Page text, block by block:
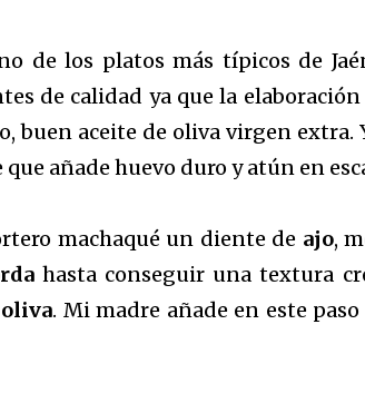
de los platos más típicos de
de calidad ya que la
buen aceite de oliva virgen extra.
añade huevo duro y atún en
machaqué un diente de ajo,
hasta conseguir una textura
. Mi madre añade en este